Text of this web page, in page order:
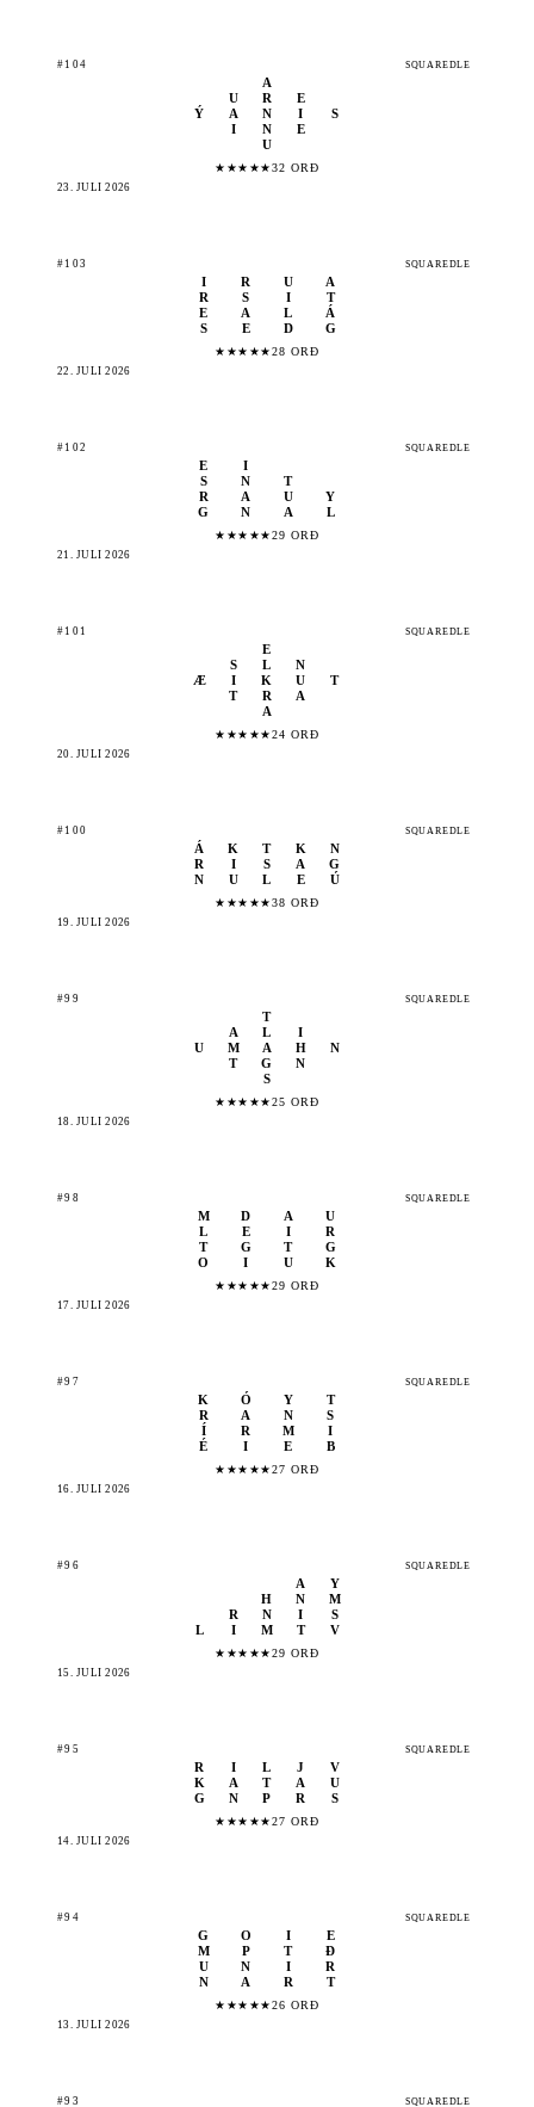
#104 SQUAREDLE
A
U
R
E
Ý
A N I
S
I
N
E
U
★ ★★ ★★32 ORÐ
23. JÚLÍ 2026
#103 SQUAREDLE
I R U
A
R
S I
T
E
A L
Á
S
E D G
★ ★★ ★★28 ORÐ
22. JÚLÍ 2026
#102 SQUAREDLE
E
I
S
N
T
R
A U
Y
G
N A L
★ ★★ ★★29 ORÐ
21. JÚLÍ 2026
#101 SQUAREDLE
E
S
L
N
Æ
I K U
T
T
R
A
A
★ ★★ ★★24 ORÐ
20. JÚLÍ 2026
#100 SQUAREDLE
Á K T K
N
R
I S A
G
N
U L E Ú
★ ★★ ★★38 ORÐ
19. JÚLÍ 2026
#99 SQUAREDLE
T
A
L
I
U
M A H
N
T
G
N
S
★ ★★ ★★25 ORÐ
18. JÚLÍ 2026
#98 SQUAREDLE
M D A
U
L
E I
R
T
G T
G
O
I U K
★ ★★ ★★29 ORÐ
17. JÚLÍ 2026
#97 SQUAREDLE
K Ó Y
T
R
A N
S
Í
R M
I
É
I E B
★ ★★ ★★27 ORÐ
16. JÚLÍ 2026
#96 SQUAREDLE
A
Y
H
N
M
R
N I
S
L
I M T V
★ ★★ ★★29 ORÐ
15. JÚLÍ 2026
#95 SQUAREDLE
R I L J
V
K
A T A
U
G
N P R S
★ ★★ ★★27 ORÐ
14. JÚLÍ 2026
#94 SQUAREDLE
G O I
E
M
P T
Ð
U
N I
R
N
A R T
★ ★★ ★★26 ORÐ
13. JÚLÍ 2026
#93 SQUAREDLE